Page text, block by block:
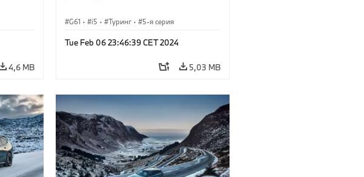
4,6 MB
G61 · i5 · Туринг · 5-я серия
Tue Feb 06 23:46:39 CET 2024
5,03 MB